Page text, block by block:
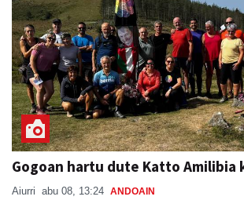
Gogoan hartu dute Katto Amilibia
Aiurri abu 08, 13:24 ANDOAIN